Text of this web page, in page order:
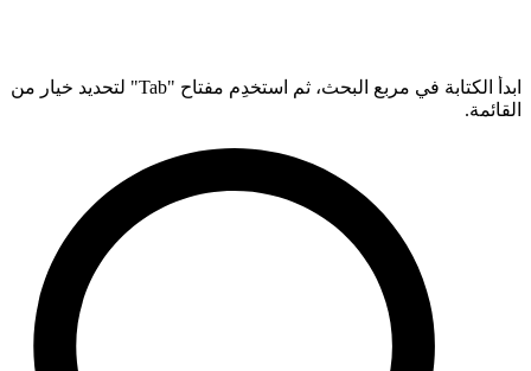
ابدأ الكتابة في مربع البحث، ثم استخدِم مفتاح "Tab" لتحديد خيار من
القائمة.